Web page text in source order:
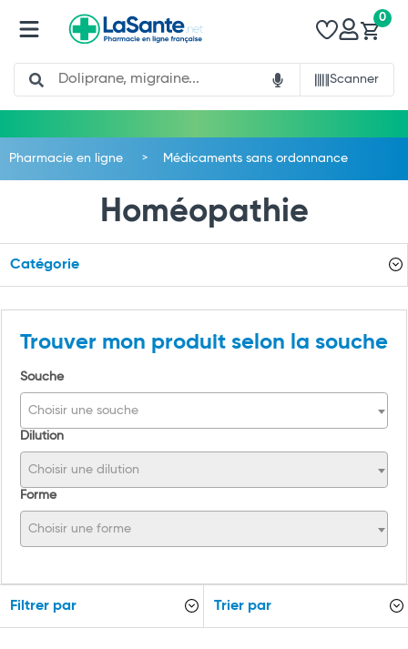
Search
Scanner
0
Pharmacie en ligne Médicaments sans ordonnance
Homéopathie
Catégorie
Trouver mon produit selon la souche
Souche
Choisir une souche
Dilution
Choisir une dilution
Forme
Choisir une forme
Filtrer par Trier par